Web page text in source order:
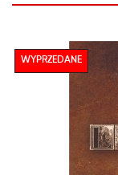
WYPRZEDANE